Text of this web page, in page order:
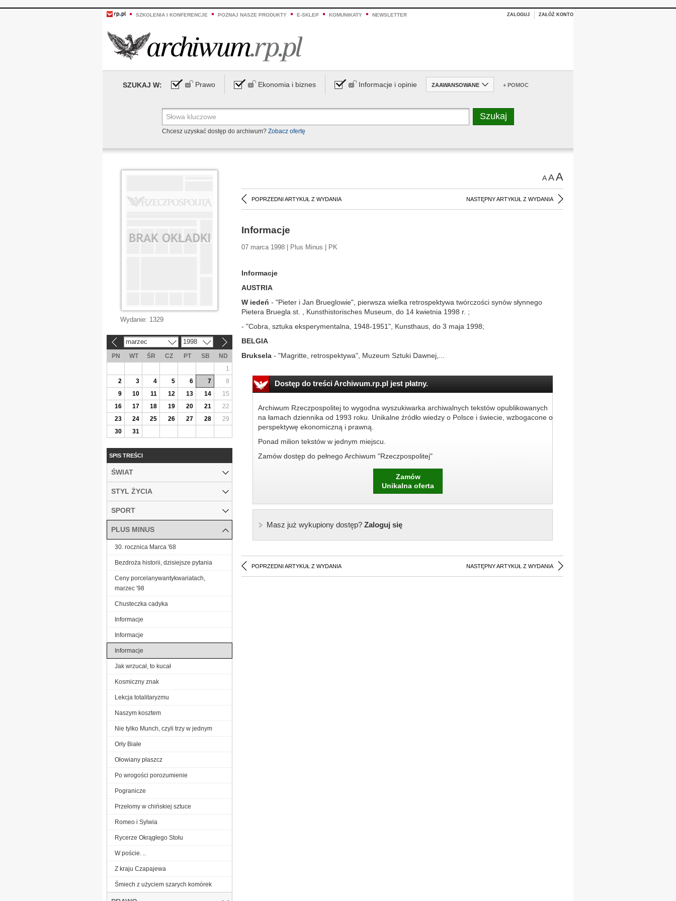
SZKOLENIA I KONFERENCJE POZNAJ NASZE PRODUKTY E-SKLEP KOMUNIKATY NEWSLETTER ZALOGUJ ZAŁÓŻ KONTO
SZUKAJ W: Prawo Ekonomia i biznes Informacje i opinie ZAAWANSOWANE + POMOC
Chcesz uzyskać dostęp do archiwum? Zobacz ofertę
AAA
POPRZEDNI ARTYKUŁ Z WYDANIA NASTĘPNY ARTYKUŁ Z WYDANIA
Informacje
07 marca 1998 | Plus Minus | PK
Informacje
AUSTRIA
W iedeń - "Pieter i Jan Brueglowie", pierwsza wielka retrospektywa twórczości synów słynnego
Pietera Bruegla st. , Kunsthistorisches Museum, do 14 kwietnia 1998 r. ;
- "Cobra, sztuka eksperymentalna, 1948-1951", Kunsthaus, do 3 maja 1998;
BELGIA
Bruksela - "Magritte, retrospektywa", Muzeum Sztuki Dawnej,...
Dostęp do treści Archiwum.rp.pl jest płatny.
Archiwum Rzeczpospolitej to wygodna wyszukiwarka archiwalnych tekstów opublikowanych
na łamach dziennika od 1993 roku. Unikalne źródło wiedzy o Polsce i świecie, wzbogacone o
perspektywę ekonomiczną i prawną.
Ponad milion tekstów w jednym miejscu.
Zamów dostęp do pełnego Archiwum "Rzeczpospolitej"
Zamów
Unikalna oferta
Masz już wykupiony dostęp?Zaloguj się
POPRZEDNI ARTYKUŁ Z WYDANIA NASTĘPNY ARTYKUŁ Z WYDANIA
Wydanie: 1329
marzec 1998
PN WT ŚR CZ PT SB
ND
1
2
3 4 5 6 7
8
9
10 11 12 13 14
15
16
17 18 19 20 21
22
23
24 25 26 27 28
29
30
31
SPIS TREŚCI
ŚWIAT
STYL ŻYCIA
SPORT
PLUS MINUS
30. rocznica Marca '68
Bezdroża historii, dzisiejsze pytania
Ceny porcelanywantykwariatach,
marzec '98
Chusteczka cadyka
Informacje
Informacje
Informacje
Jak wrzucał, to kucał
Kosmiczny znak
Lekcja totalitaryzmu
Naszym kosztem
Nie tylko Munch, czyli trzy w jednym
Orły Białe
Ołowiany płaszcz
Po wrogości porozumienie
Pogranicze
Przełomy w chińskiej sztuce
Romeo i Sylwia
Rycerze Okrągłego Stołu
W poście. ..
Z kraju Czapajewa
Śmiech z użyciem szarych komórek